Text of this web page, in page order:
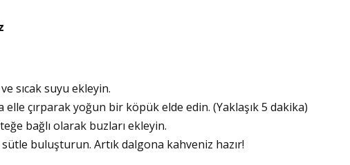
sıcak suyu ekleyin.
elle çırparak yoğun bir köpük elde edin. (Yaklaşık 5 dakika)
bağlı olarak buzları ekleyin.
sütle buluşturun. Artık dalgona kahveniz hazır!